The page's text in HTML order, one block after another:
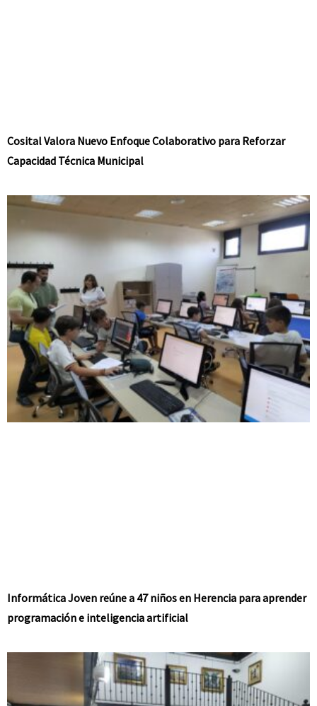
Cosital Valora Nuevo Enfoque Colaborativo para Reforzar
Capacidad Técnica Municipal
Informática Joven reúne a 47 niños en Herencia para aprender
programación e inteligencia artificial